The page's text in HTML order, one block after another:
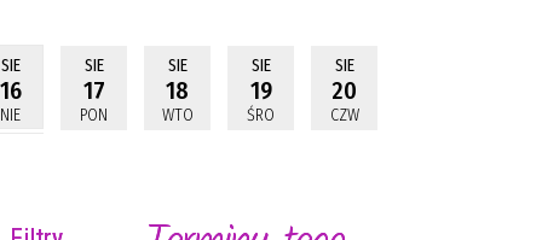
SIE
16
NIE
SIE
17
PON
SIE
18
WTO
SIE
19
ŚRO
SIE
20
CZW